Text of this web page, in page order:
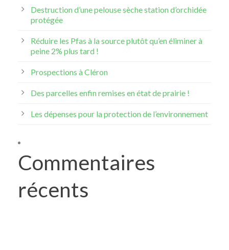
Destruction d’une pelouse sèche station d’orchidée
protégée
Réduire les Pfas à la source plutôt qu’en éliminer à
peine 2% plus tard !
Prospections à Cléron
Des parcelles enfin remises en état de prairie !
Les dépenses pour la protection de l’environnement
Commentaires
récents